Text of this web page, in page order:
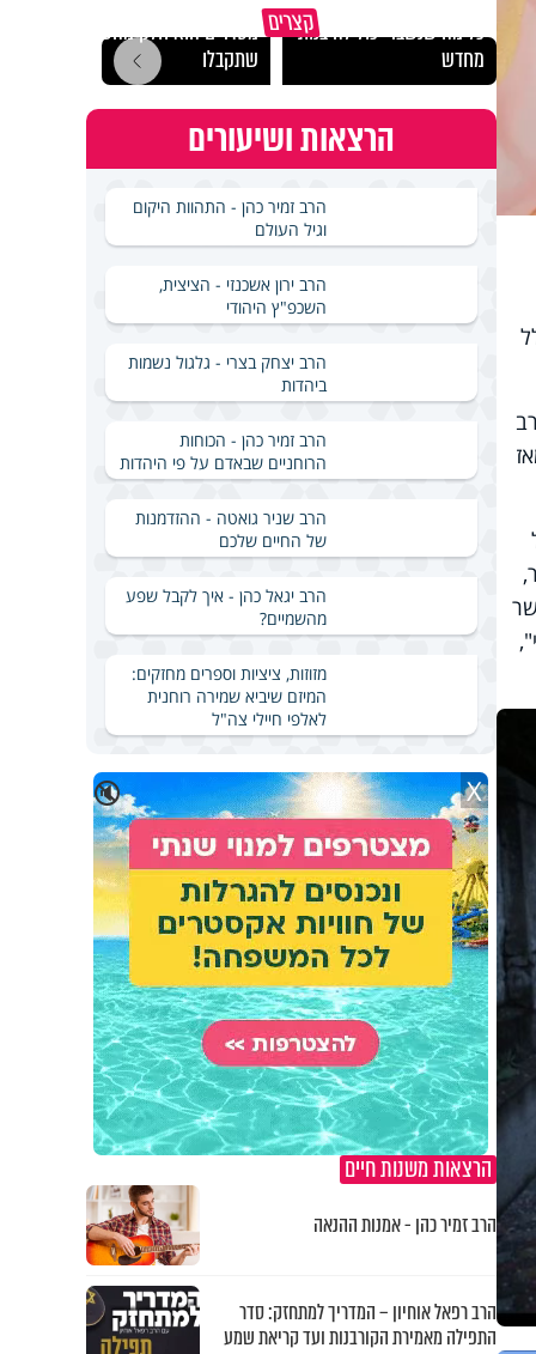
קצריםכל מה שנשבר יכול להיבנות
מחדש
מסדרים הוא חלק מהשפע
שתקבלו
הרצאות ושיעורים
הרב זמיר כהן - התהוות היקום
וגיל העולם
הרב ירון אשכנזי - הציצית,
השכפ"ץ היהודי
הרב יצחק בצרי - גלגול נשמות
ביהדות
הרב זמיר כהן - הכוחות
הרוחניים שבאדם על פי היהדות
הרב שניר גואטה - ההזדמנות
של החיים שלכם
הרב יגאל כהן - איך לקבל שפע
מהשמיים?
מזוזות, ציציות וספרים מחזקים:
המיזם שיביא שמירה רוחנית
לאלפי חיילי צה"ל
🔇 X
הרצאות משנות חיים
הרב זמיר כהן - אמנות ההנאה
הרב רפאל אוחיון – המדריך למתחזק: סדר
התפילה מאמירת הקורבנות ועד קריאת שמע